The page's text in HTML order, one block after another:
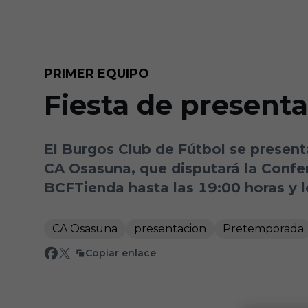
PRIMER EQUIPO
Fiesta de
El Burgos Club de Fútbol se
CA Osasuna, que disputará la
BCFTienda hasta las 19:00 horas
CA Osasuna presentacion Pretemporada
Copiar enlace